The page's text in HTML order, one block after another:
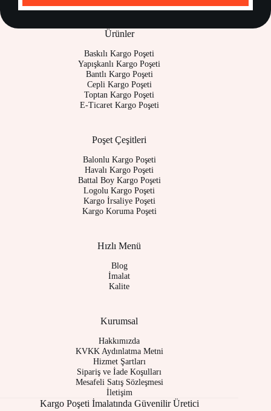
Ürünler
Baskılı Kargo Poşeti
Yapışkanlı Kargo Poşeti
Bantlı Kargo Poşeti
Cepli Kargo Poşeti
Toptan Kargo Poşeti
E-Ticaret Kargo Poşeti
Poşet Çeşitleri
Balonlu Kargo Poşeti
Havalı Kargo Poşeti
Battal Boy Kargo Poşeti
Logolu Kargo Poşeti
Kargo İrsaliye Poşeti
Kargo Koruma Poşeti
Hızlı Menü
Blog
İmalat
Kalite
Kurumsal
Hakkımızda
KVKK Aydınlatma Metni
Hizmet Şartları
Sipariş ve İade Koşulları
Mesafeli Satış Sözleşmesi
İletişim
Kargo Poşeti İmalatında Güvenilir Üretici